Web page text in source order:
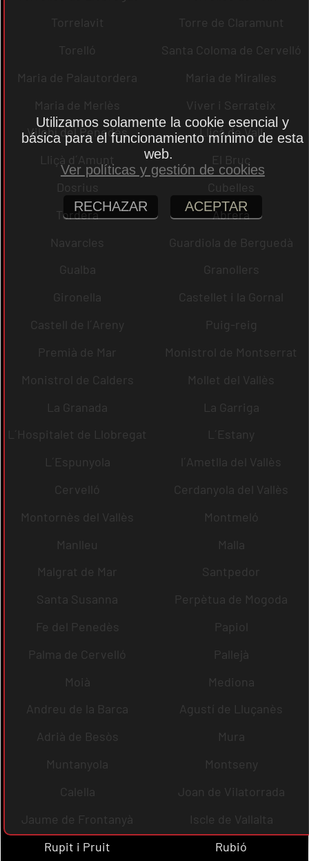
Torrelavit
Torre de Claramunt
Torelló
Santa Coloma de Cervelló
Maria de Palautordera
Maria de Miralles
Maria de Merlès
Viver i Serrateix
Vilobí del Penedès
Lliçà de Vall
Lliçà d´Amunt
El Bruc
Dosrius
Cubelles
Tordera
Abrera
Navarcles
Guardiola de Berguedà
Gualba
Granollers
Gironella
Castellet i la Gornal
Castell de l´Areny
Puig-reig
Premià de Mar
Monistrol de Montserrat
Monistrol de Calders
Mollet del Vallès
La Granada
La Garriga
L´Hospitalet de Llobregat
L´Estany
L´Espunyola
l´Ametlla del Vallès
Cervelló
Cerdanyola del Vallès
Montornès del Vallès
Montmeló
Manlleu
Malla
Malgrat de Mar
Santpedor
Santa Susanna
Perpètua de Mogoda
Fe del Penedès
Papiol
Palma de Cervelló
Pallejà
Moià
Mediona
Andreu de la Barca
Agustí de Lluçanès
Adrià de Besòs
Mura
Muntanyola
Montseny
Calella
Joan de Vilatorrada
Jaume de Frontanyà
Iscle de Vallalta
Rupit i Pruit
Rubió
Utilizamos solamente la cookie esencial y
básica para el funcionamiento mínimo de esta
web.
Ver políticas y gestión de cookies
RECHAZAR ACEPTAR